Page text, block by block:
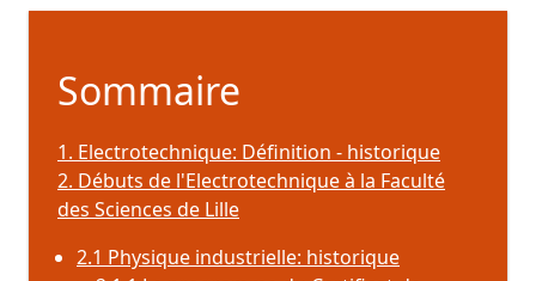
Sommaire
1. Electrotechnique: Définition - historique
2. Débuts de l'Electrotechnique à la Faculté
des Sciences de Lille
2.1 Physique industrielle: historique